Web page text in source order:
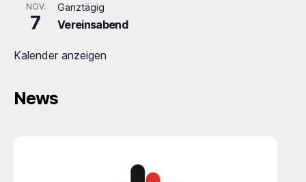
NOV.
7
Ganztägig
Vereinsabend
Kalender anzeigen
News